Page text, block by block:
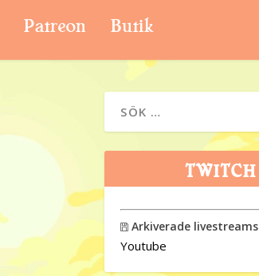
Patreon Butik
TWITCH
 Arkiverade livestreams
Youtube